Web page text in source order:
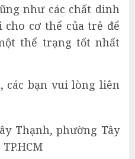
như các chất dinh
cho cơ thể của trẻ để
thể trạng tốt nhất
bạn vui lòng liên
Thạnh, phường Tây